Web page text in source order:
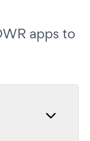
apps to